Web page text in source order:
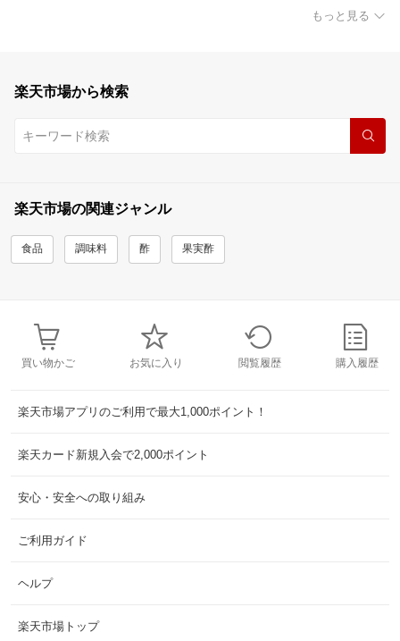
もっと見る
楽天市場から検索
楽天市場の関連ジャンル
食品 調味料 酢 果実酢
買い物かご お気に入り 閲覧履歴 購入履歴
楽天市場アプリのご利用で最大1,000ポイント！
楽天カード新規入会で2,000ポイント
安心・安全への取り組み
ご利用ガイド
ヘルプ
楽天市場トップ